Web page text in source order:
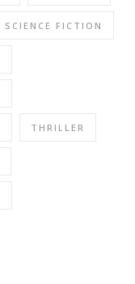
SCIENCE FICTION
THRILLER